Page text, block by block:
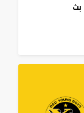
بث